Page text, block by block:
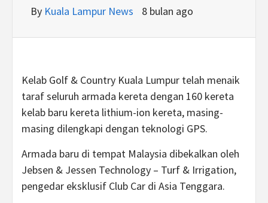
By Kuala Lampur News 8 bulan ago
Kelab Golf & Country Kuala Lumpur telah menaik
taraf seluruh armada kereta dengan 160 kereta
kelab baru kereta lithium-ion kereta, masing-
masing dilengkapi dengan teknologi GPS.
Armada baru di tempat Malaysia dibekalkan oleh
Jebsen & Jessen Technology – Turf & Irrigation,
pengedar eksklusif Club Car di Asia Tenggara.